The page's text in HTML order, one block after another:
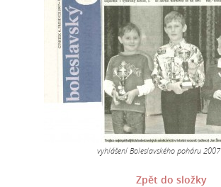
vyhlášení Boleslavského poháru 2007
Zpět do složky